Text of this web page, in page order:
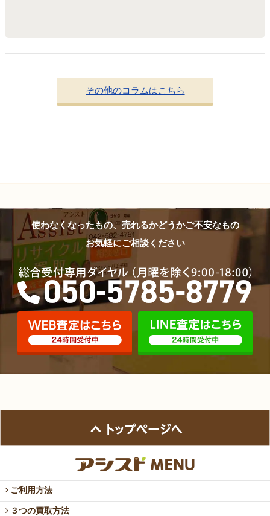
その他のコラムはこちら
使わなくなったもの、売れるかどうかご不安なもの
お気軽にご相談ください
ご利用方法
３つの買取方法